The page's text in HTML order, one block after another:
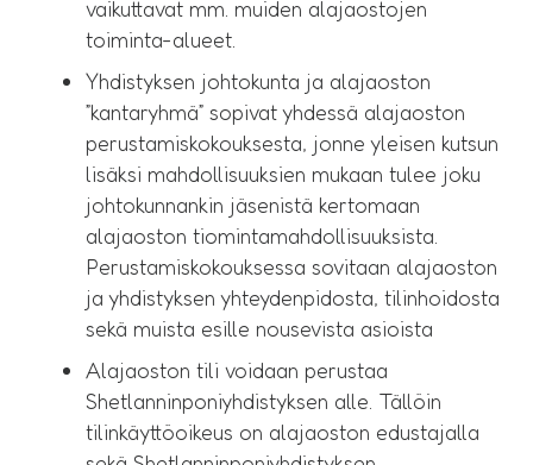
vaikuttavat mm. muiden alajaostojen
toiminta-alueet.
Yhdistyksen johtokunta ja alajaoston
”kantaryhmä” sopivat yhdessä alajaoston
perustamiskokouksesta, jonne yleisen kutsun
lisäksi mahdollisuuksien mukaan tulee joku
johtokunnankin jäsenistä kertomaan
alajaoston tiomintamahdollisuuksista.
Perustamiskokouksessa sovitaan alajaoston
ja yhdistyksen yhteydenpidosta, tilinhoidosta
sekä muista esille nousevista asioista
Alajaoston tili voidaan perustaa
Shetlanninponiyhdistyksen alle. Tällöin
tilinkäyttöoikeus on alajaoston edustajalla